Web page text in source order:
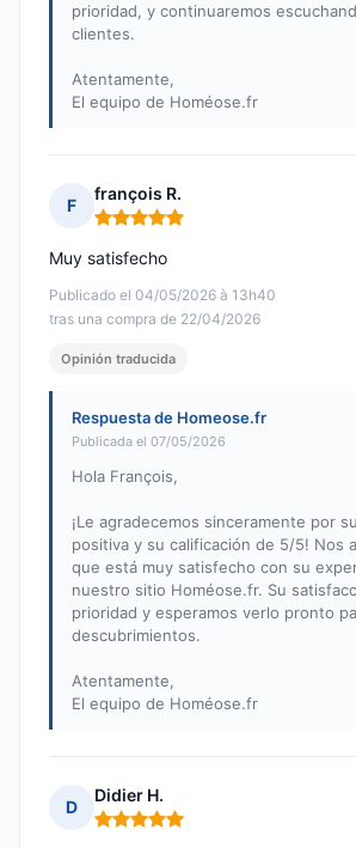
prioridad, y continuaremos
clientes.
Atentamente,
El equipo de Homéose.fr
F
françois R.
Nota: 5 de 5
Publicado el 04/05/2026 à 13h40
tras una compra de 22/04/2026
Muy satisfecho
Opinión traducida
Respuesta de Homeose.fr
Publicada el 07/05/2026
Hola François,
¡Le agradecemos sinceramente por
positiva y su calificación de 5/5! Nos
que está muy satisfecho con su
nuestro sitio Homéose.fr. Su
prioridad y esperamos verlo pronto
descubrimientos.
Atentamente,
El equipo de Homéose.fr
D
Didier H.
Nota: 5 de 5